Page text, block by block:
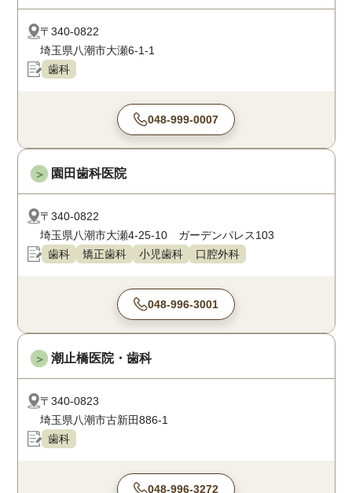
〒340-0822
埼玉県八潮市大瀬6-1-1
歯科
048-999-0007
＞ 園田歯科医院
〒340-0822
埼玉県八潮市大瀬4-25-10 ガーデンパレス103
歯科
矯正歯科 小児歯科 口腔外科
048-996-3001
＞ 潮止橋医院・歯科
〒340-0823
埼玉県八潮市古新田886-1
歯科
048-996-3272